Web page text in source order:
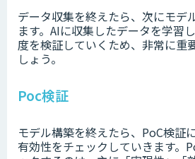
データ収集を終えたら、次にモデ
ます。AIに収集したデータを学習
度を検証していくため、非常に重
しょう。
Poc検証
モデル構築を終えたら、PoC検証
有効性をチェックしていきます。